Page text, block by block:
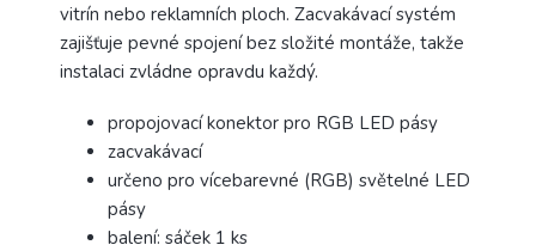
vitrín nebo reklamních ploch. Zacvakávací systém
zajišťuje pevné spojení bez složité montáže, takže
instalaci zvládne opravdu každý.
propojovací konektor pro RGB LED pásy
zacvakávací
určeno pro vícebarevné (RGB) světelné LED
pásy
balení: sáček 1 ks